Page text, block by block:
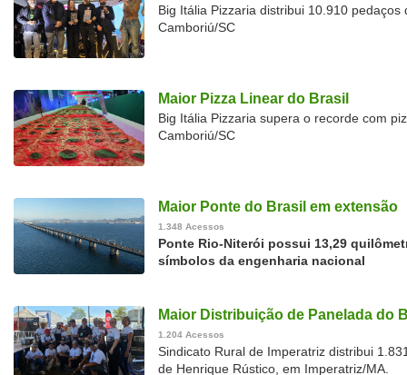
Big Itália Pizzaria distribui 10.910 pedaços
Camboriú/SC
Maior Pizza Linear do Brasil
Big Itália Pizzaria supera o recorde com
Camboriú/SC
Maior Ponte do Brasil em extensão
1.348 Acessos
Ponte Rio-Niterói possui 13,29
símbolos da engenharia nacional
Maior Distribuição de Panelada do
1.204 Acessos
Sindicato Rural de Imperatriz distribui
de Henrique Rústico, em Imperatriz/MA.